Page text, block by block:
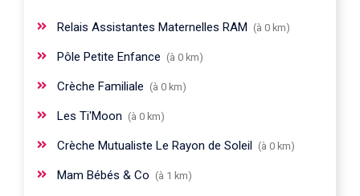
Relais Assistantes Maternelles RAM (à 0 km)
Pôle Petite Enfance (à 0 km)
Crèche Familiale (à 0 km)
Les Ti'Moon (à 0 km)
Crèche Mutualiste Le Rayon de Soleil (à 0 km)
Mam Bébés & Co (à 1 km)